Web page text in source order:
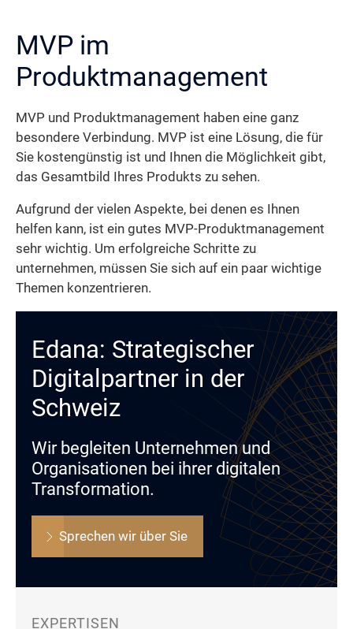
MVP im
Produktmanagement
MVP und Produktmanagement haben eine ganz
besondere Verbindung. MVP ist eine Lösung, die für
Sie kostengünstig ist und Ihnen die Möglichkeit gibt,
das Gesamtbild Ihres Produkts zu sehen.
Aufgrund der vielen Aspekte, bei denen es Ihnen
helfen kann, ist ein gutes MVP-Produktmanagement
sehr wichtig. Um erfolgreiche Schritte zu
unternehmen, müssen Sie sich auf ein paar wichtige
Themen konzentrieren.
Edana: Strategischer
Digitalpartner in der
Schweiz
Wir begleiten Unternehmen und
Organisationen bei ihrer digitalen
Transformation.
Sprechen wir über Sie
EXPERTISEN